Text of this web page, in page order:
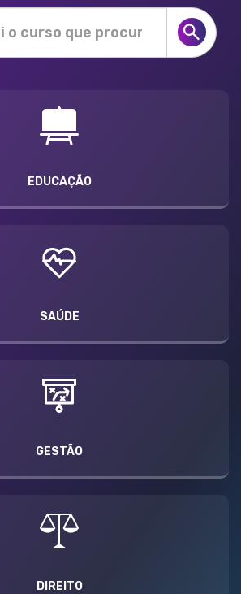
EDUCAÇÃO
SAÚDE
GESTÃO
DIREITO